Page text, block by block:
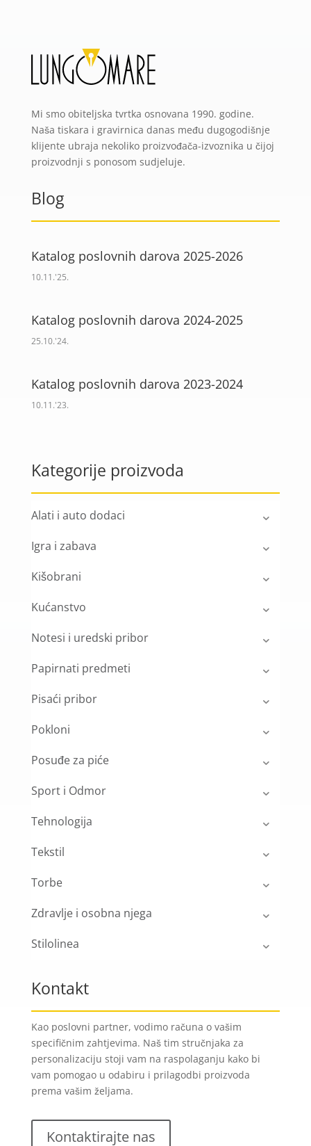
Mi smo obiteljska tvrtka osnovana 1990. godine.
Naša tiskara i gravirnica danas među dugogodišnje
klijente ubraja nekoliko proizvođača-izvoznika u čijoj
proizvodnji s ponosom sudjeluje.
Blog
Katalog poslovnih darova 2025-2026
10.11.'25.
Katalog poslovnih darova 2024-2025
25.10.'24.
Katalog poslovnih darova 2023-2024
10.11.'23.
Kategorije proizvoda
Alati i auto dodaci
Igra i zabava
Kišobrani
Kućanstvo
Notesi i uredski pribor
Papirnati predmeti
Pisaći pribor
Pokloni
Posuđe za piće
Sport i Odmor
Tehnologija
Tekstil
Torbe
Zdravlje i osobna njega
Stilolinea
Kontakt
Kao poslovni partner, vodimo računa o vašim
specifičnim zahtjevima. Naš tim stručnjaka za
personalizaciju stoji vam na raspolaganju kako bi
vam pomogao u odabiru i prilagodbi proizvoda
prema vašim željama.
Kontaktirajte nas